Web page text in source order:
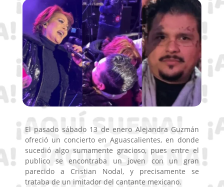
El pasado sábado 13 de enero Alejandra Guzmán
ofreció un concierto en Aguascalientes, en donde
sucedió algo sumamente gracioso, pues entre el
publico se encontraba un joven con un gran
parecido a Cristian Nodal, y precisamente se
trataba de un imitador del cantante mexicano.